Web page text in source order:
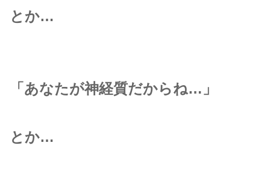
とか…
「あなたが神経質だからね…」
とか…